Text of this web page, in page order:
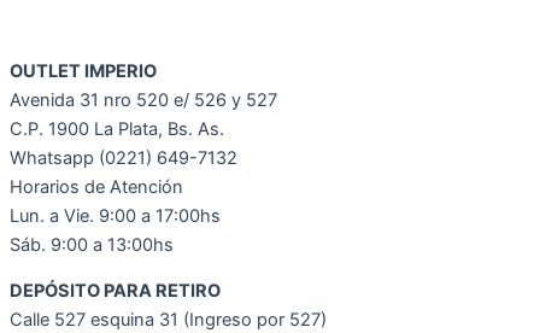
OUTLET IMPERIO
Avenida 31 nro 520 e/ 526 y 527
C.P. 1900 La Plata, Bs. As.
Whatsapp (0221) 649-7132
Horarios de Atención
Lun. a Vie. 9:00 a 17:00hs
Sáb. 9:00 a 13:00hs
DEPÓSITO PARA RETIRO
Calle 527 esquina 31 (Ingreso por 527)